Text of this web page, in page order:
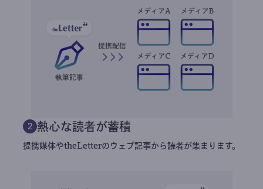
2 熱心な読者が蓄積
提携媒体やtheLetterのウェブ記事から読者が集まります。